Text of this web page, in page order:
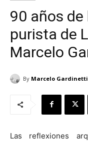
90 años
purista de
Marcelo
By Marcelo Gardinetti
Las reflexiones